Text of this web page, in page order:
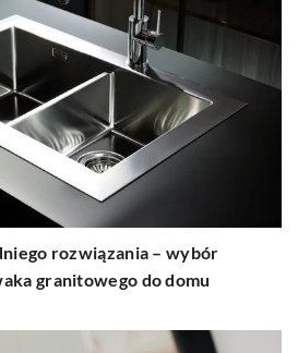
rozwiązania – wybór
granitowego do domu